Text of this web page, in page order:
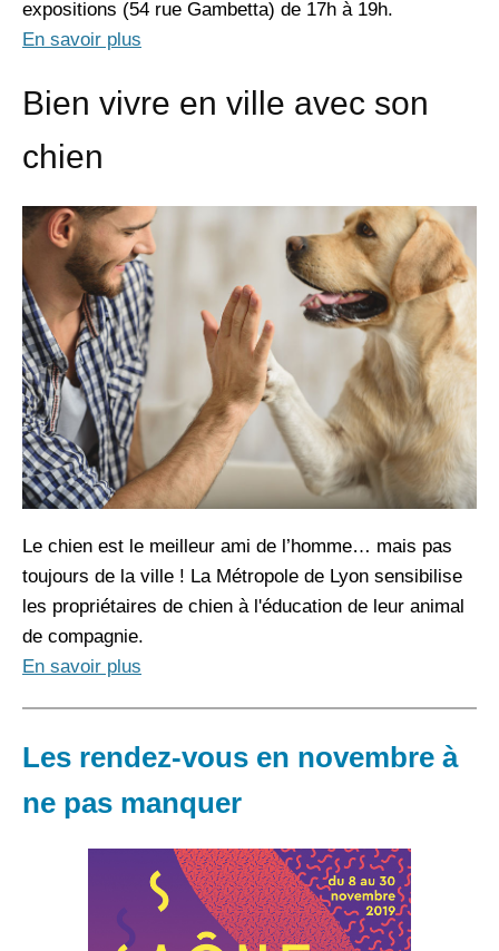
expositions (54 rue Gambetta) de 17h à 19h.
En savoir plus
Bien vivre en ville avec son
chien
Le chien est le meilleur ami de l’homme… mais pas
toujours de la ville ! La Métropole de Lyon sensibilise
les propriétaires de chien à l'éducation de leur animal
de compagnie.
En savoir plus
Les rendez-vous en novembre à
ne pas manquer